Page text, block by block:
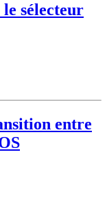
sélecteur
entre